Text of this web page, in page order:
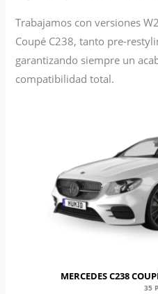
Trabajamos con versiones
Coupé C238, tanto pre-
garantizando siempre un
compatibilidad total.
MERCEDES C238
35